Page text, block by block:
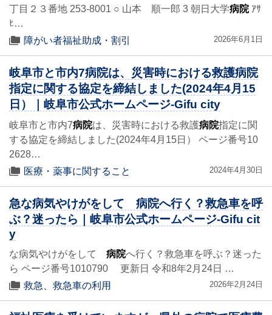
丁目２３番地 253-8001 ○ 山本 順一郎 3 朝日大学病院ｱｻ
ﾋ…
障がい者福祉助成・割引
2026年6月1日
岐阜市と市内7病院は、災害時における救護病院
指定に関する協定を締結しました(2024年4月15
日）｜岐阜市公式ホームページ-Gifu city
岐阜市と市内7病院は、災害時における救護病院指定に関
する協定を締結しました(2024年4月15日） ページ番号10
2628…
医療・薬事に関すること
2024年4月30日
急な病気やけがをして 病院へ行く？救急車を呼
ぶ？迷ったら｜岐阜市公式ホームページ-Gifu cit
y
な病気やけがをして 病院へ行く？救急車を呼ぶ？迷った
ら ページ番号1010790 更新日 令和8年2月24日 …
救急、救急車の利用
2026年2月24日